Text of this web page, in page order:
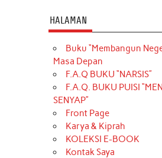
HALAMAN
Buku “Membangun
Masa Depan
F.A.Q BUKU “NARSIS”
F.A.Q. BUKU PUISI
SENYAP”
Front Page
Karya & Kiprah
KOLEKSI E-BOOK
Kontak Saya